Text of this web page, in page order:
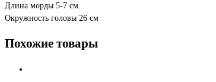
Длина морды 5-7 см.
Окружность головы 26 см
Похожие товары